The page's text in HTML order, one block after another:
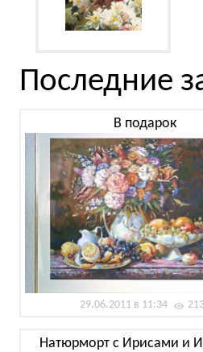
Последние
В подарок
29.06.2011 в 11:34
Натюрморт с Ирисами и